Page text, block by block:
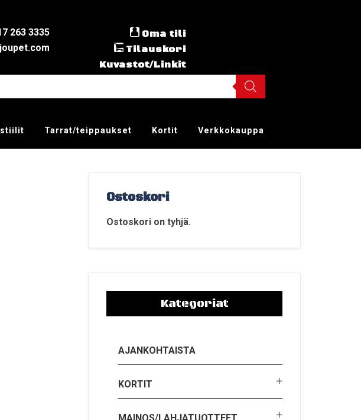
263 3335
Oma tili
Tilauskori
Kuvastot/Linkit
Tarrat/teippaukset Kortit Verkkokauppa
Ostoskori
Ostoskori on tyhjä.
Kategoriat
AJANKOHTAISTA
KORTIT
MAINOS/LAHJATUOTTEET